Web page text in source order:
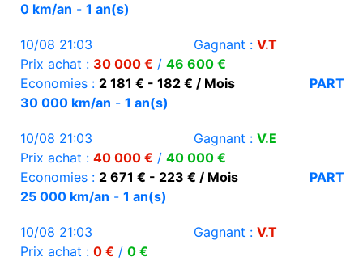
0 km/an - 1 an(s)
10/08 21:03 Gagnant : V.T
Prix achat : 30 000 € / 46 600 €
Economies : 2 181 € - 182 € / Mois
PART
30 000 km/an - 1 an(s)
10/08 21:03 Gagnant : V.E
Prix achat : 40 000 € / 40 000 €
Economies : 2 671 € - 223 € / Mois
PART
25 000 km/an - 1 an(s)
10/08 21:03 Gagnant : V.T
Prix achat : 0 € / 0 €